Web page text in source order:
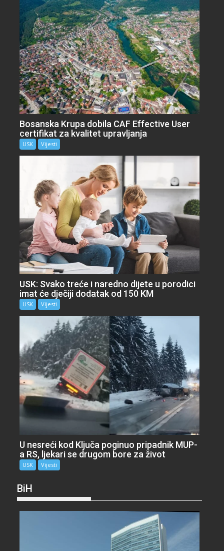
Bosanska Krupa dobila CAF Effective User
certifikat za kvalitet upravljanja
USK Vijesti
USK: Svako treće i naredno dijete u porodici
imat će dječiji dodatak od 150 KM
USK Vijesti
U nesreći kod Ključa poginuo pripadnik MUP-
a RS, ljekari se drugom bore za život
USK Vijesti
BiH